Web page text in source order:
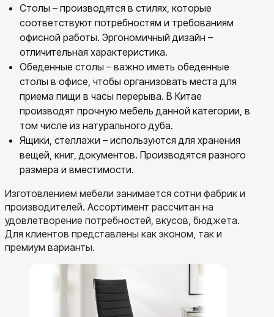
Столы – производятся в стилях, которые
соответствуют потребностям и требованиям
офисной работы. Эргономичный дизайн –
отличительная характеристика.
Обеденные столы – важно иметь обеденные
столы в офисе, чтобы организовать места для
приема пищи в часы перерыва. В Китае
производят прочную мебель данной категории, в
том числе из натурального дуба.
Ящики, стеллажи – используются для хранения
вещей, книг, документов. Производятся разного
размера и вместимости.
Изготовлением мебели занимается сотни фабрик и
производителей. Ассортимент рассчитан на
удовлетворение потребностей, вкусов, бюджета.
Для клиентов представлены как эконом, так и
премиум варианты.